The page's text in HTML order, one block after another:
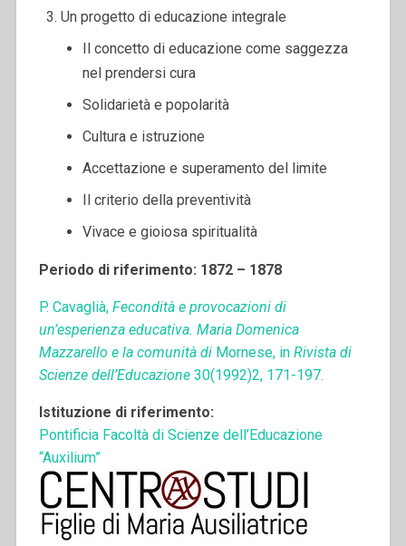
Un progetto di educazione integrale
Il concetto di educazione come saggezza
nel prendersi cura
Solidarietà e popolarità
Cultura e istruzione
Accettazione e superamento del limite
Il criterio della preventività
Vivace e gioiosa spiritualità
Periodo di riferimento: 1872 – 1878
P. Cavaglià, Fecondità e provocazioni di
un’esperienza educativa. Maria Domenica
Mazzarello e la comunità diMornese, in Rivista di
Scienze dell’Educazione 30(1992)2, 171-197.
Istituzione di riferimento:
Pontificia Facoltà di Scienze dell’Educazione
“Auxilium”